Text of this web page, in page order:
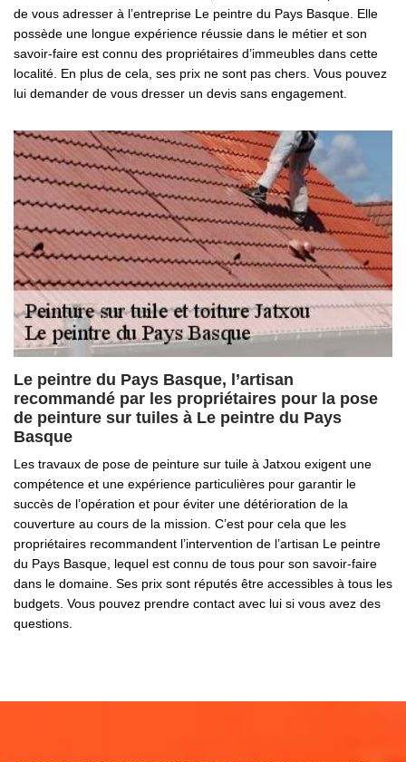
de vous adresser à l’entreprise Le peintre du Pays Basque. Elle
possède une longue expérience réussie dans le métier et son
savoir-faire est connu des propriétaires d’immeubles dans cette
localité. En plus de cela, ses prix ne sont pas chers. Vous pouvez
lui demander de vous dresser un devis sans engagement.
Le peintre du Pays Basque, l’artisan
recommandé par les propriétaires pour la pose
de peinture sur tuiles à Le peintre du Pays
Basque
Les travaux de pose de peinture sur tuile à Jatxou exigent une
compétence et une expérience particulières pour garantir le
succès de l’opération et pour éviter une détérioration de la
couverture au cours de la mission. C’est pour cela que les
propriétaires recommandent l’intervention de l’artisan Le peintre
du Pays Basque, lequel est connu de tous pour son savoir-faire
dans le domaine. Ses prix sont réputés être accessibles à tous les
budgets. Vous pouvez prendre contact avec lui si vous avez des
questions.